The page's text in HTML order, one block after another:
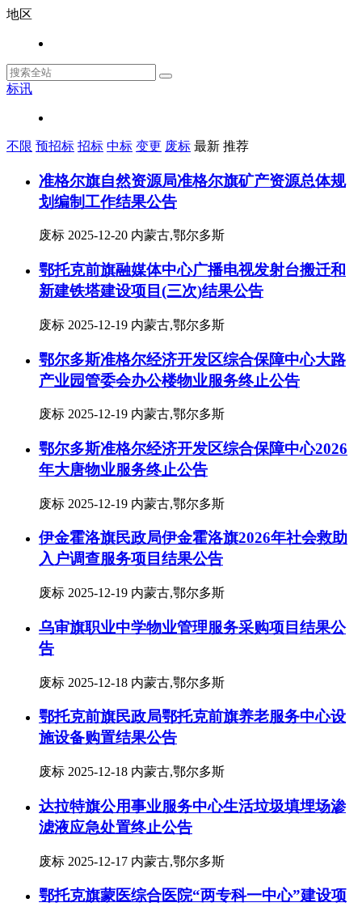
地区
标讯
不限 预招标 招标 中标 变更 废标 最新 推荐
准格尔旗自然资源局准格尔旗矿产资源总体规
划编制工作结果公告
废标 2025-12-20 内蒙古,鄂尔多斯
鄂托克前旗融媒体中心广播电视发射台搬迁和
新建铁塔建设项目(三次)结果公告
废标 2025-12-19 内蒙古,鄂尔多斯
鄂尔多斯准格尔经济开发区综合保障中心大路
产业园管委会办公楼物业服务终止公告
废标 2025-12-19 内蒙古,鄂尔多斯
鄂尔多斯准格尔经济开发区综合保障中心2026
年大唐物业服务终止公告
废标 2025-12-19 内蒙古,鄂尔多斯
伊金霍洛旗民政局伊金霍洛旗2026年社会救助
入户调查服务项目结果公告
废标 2025-12-19 内蒙古,鄂尔多斯
乌审旗职业中学物业管理服务采购项目结果公
告
废标 2025-12-18 内蒙古,鄂尔多斯
鄂托克前旗民政局鄂托克前旗养老服务中心设
施设备购置结果公告
废标 2025-12-18 内蒙古,鄂尔多斯
达拉特旗公用事业服务中心生活垃圾填埋场渗
滤液应急处置终止公告
废标 2025-12-17 内蒙古,鄂尔多斯
鄂托克旗蒙医综合医院“两专科一中心”建设项